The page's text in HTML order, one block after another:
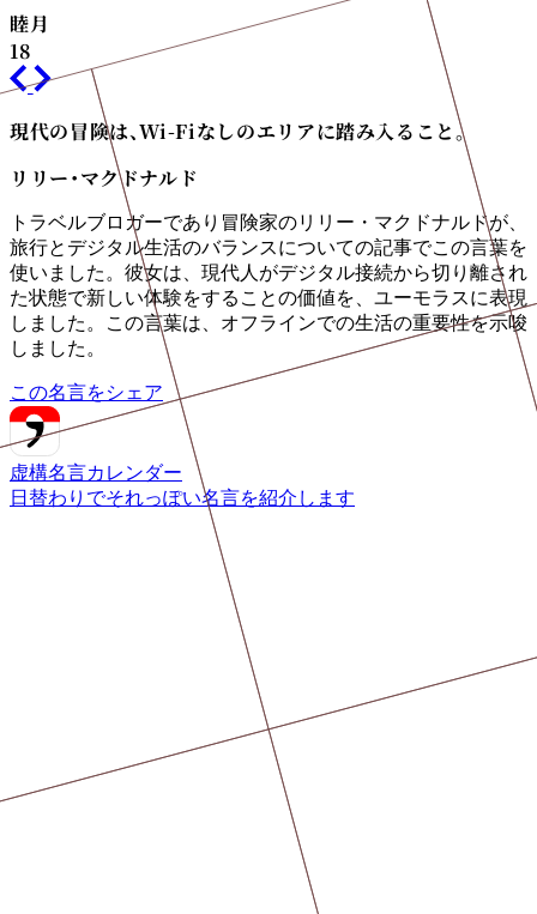
睦月
18
現代の冒険は、Wi-Fiなしのエリアに踏み入ること。
リリー・マクドナルド
トラベルブロガーであり冒険家のリリー・マクドナルドが、
旅行とデジタル生活のバランスについての記事でこの言葉を
使いました。彼女は、現代人がデジタル接続から切り離され
た状態で新しい体験をすることの価値を、ユーモラスに表現
しました。この言葉は、オフラインでの生活の重要性を示唆
しました。
この名言をシェア
虚構名言カレンダー
日替わりでそれっぽい名言を紹介します